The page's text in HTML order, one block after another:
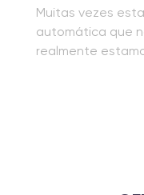
Muitas vezes
automática que
realmente